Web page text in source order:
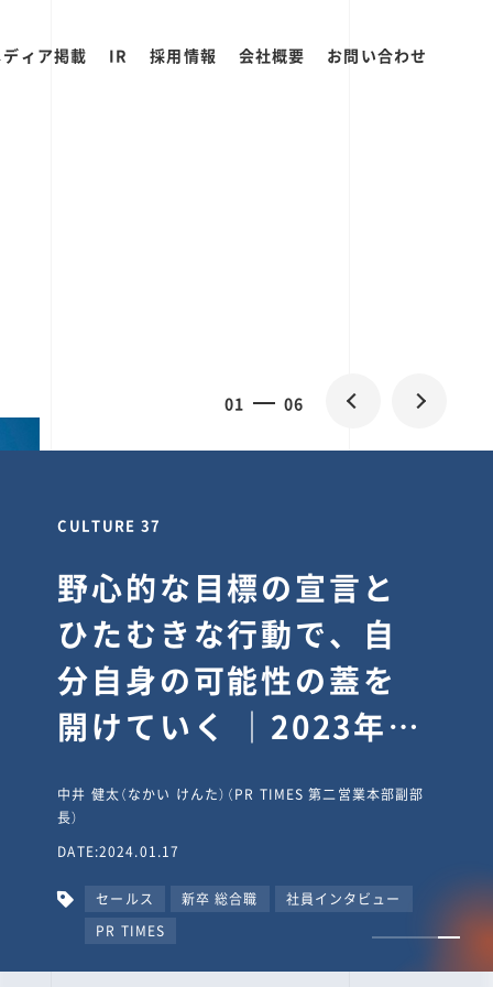
ィア掲載 IR 採用情報 会社概要 お問い合わせ
01 06
CULTURE 37
野心的な目標の宣言と
ひたむきな行動で、自
分自身の可能性の蓋を
開けていく ｜2023年度
タビュー #PR
TIMESな人たち
中井 健太（なかい けんた）（PR TIMES 第二営業本部副部
長）
DATE:2024.01.17
セールス 新卒 総合職
社員インタビュー
PR TIMES